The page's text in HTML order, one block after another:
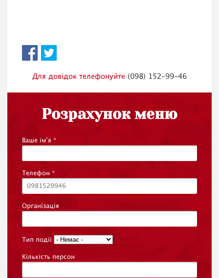
Для довідок телефонуйте (098) 152-99-46
Розрахунок меню
Ваше ім’я *
Телефон *
Організація
Тип події
Кількість персон